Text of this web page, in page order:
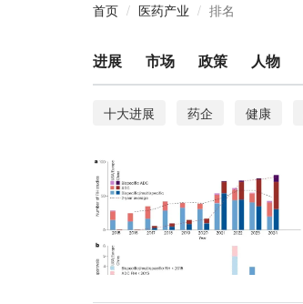
首页 医药产业 排名
进展 市场 政策 人物
十大进展 药企 健康
抗体药物研发
审核 生物